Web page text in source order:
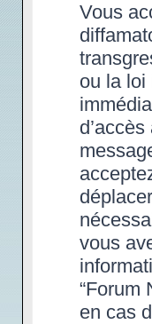
Vous
ou la loi
vous
“Forum
en cas